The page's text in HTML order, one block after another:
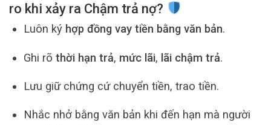
ro khi xảy ra Chậm trả nợ?
Luôn ký hợp đồng vay tiền bằng văn bản.
Ghi rõ thời hạn trả, mức lãi, lãi chậm trả.
Lưu giữ chứng cứ chuyển tiền, trao tiền.
Nhắc nhở bằng văn bản khi đến hạn mà người